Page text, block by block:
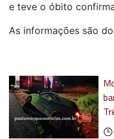
e teve o óbito
As informações são